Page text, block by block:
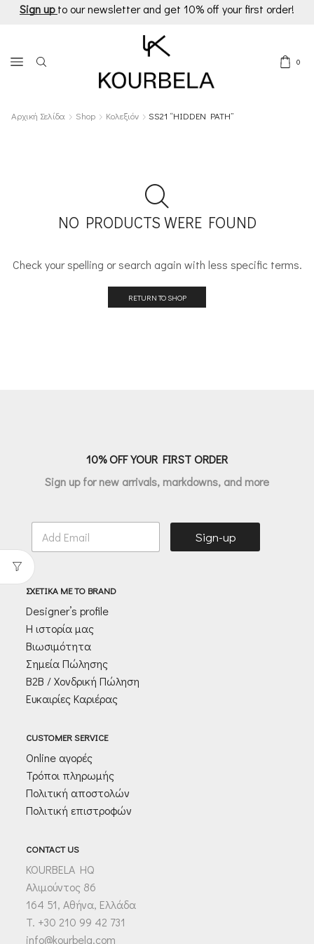
Sign up to our newsletter and get 10% off your first order!
0
Αρχική Σελίδα Shop Κολεξιόν SS21 “HIDDEN PATH”
NO PRODUCTS WERE FOUND
Check your spelling or search again with less specific terms.
RETURN TO SHOP
10% OFF YOUR FIRST ORDER
Sign up for new arrivals, markdowns, and more
E
a
*
Sign-up
ΣΧΕΤΙΚΑ ΜΕ ΤΟ BRAND
Designer’s profile
Η ιστορία μας
Βιωσιμότητα
Σημεία Πώλησης
Β2Β / Χονδρική Πώληση
Ευκαιρίες Καριέρας
CUSTOMER SERVICE
Online αγορές
Τρόποι πληρωμής
Πολιτική αποστολών
Πολιτική επιστροφών
CONTACT US
KOURBELA HQ
Αλιμούντος 86
164 51, Αθήνα, Ελλάδα
T. +30 210 99 42 731
info@kourbela.com